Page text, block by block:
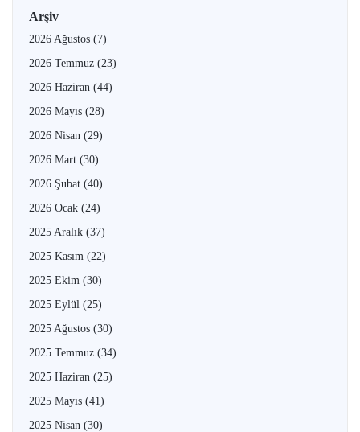
Arşiv
2026 Ağustos (7)
2026 Temmuz (23)
2026 Haziran (44)
2026 Mayıs (28)
2026 Nisan (29)
2026 Mart (30)
2026 Şubat (40)
2026 Ocak (24)
2025 Aralık (37)
2025 Kasım (22)
2025 Ekim (30)
2025 Eylül (25)
2025 Ağustos (30)
2025 Temmuz (34)
2025 Haziran (25)
2025 Mayıs (41)
2025 Nisan (30)